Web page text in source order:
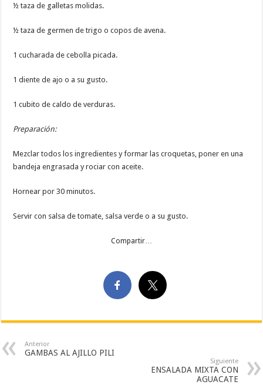
½ taza de galletas molidas.
½ taza de germen de trigo o copos de avena.
1 cucharada de cebolla picada.
1 diente de ajo o a su gusto.
1 cubito de caldo de verduras.
Preparación:
Mezclar todos los ingredientes y formar las croquetas, poner en una
bandeja engrasada y rociar con aceite.
Hornear por 30 minutos.
Servir con salsa de tomate, salsa verde o a su gusto.
Compartir…
Anterior
GAMBAS AL AJILLO PILI
Siguiente
ENSALADA MIXTA CON
AGUACATE